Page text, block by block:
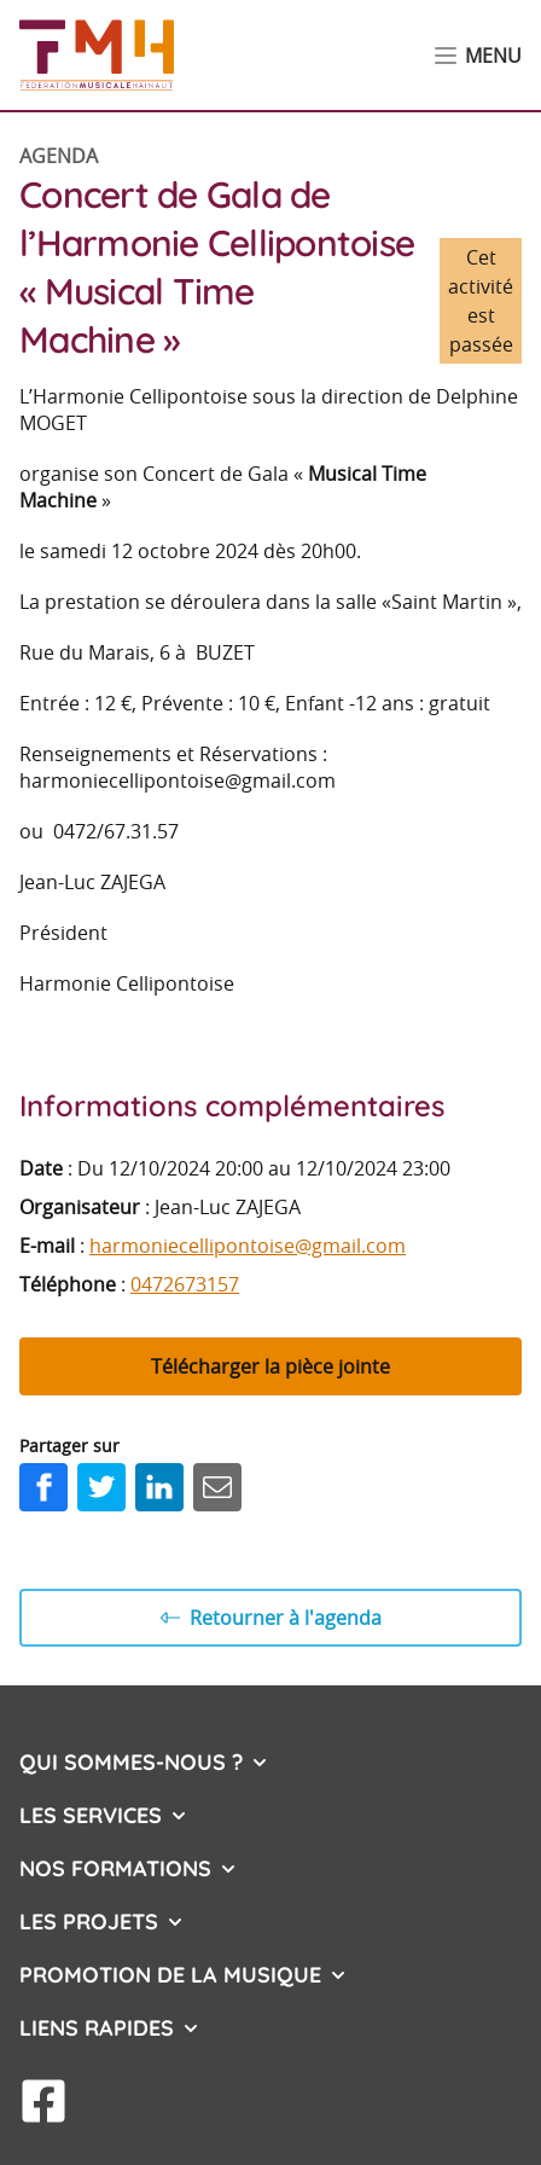
MENU
AGENDA
Concert de Gala de
l’Harmonie Cellipontoise
« Musical Time
Machine »
Cet
activité
est
passée
L’Harmonie Cellipontoise sous la direction de Delphine
MOGET
organise son Concert de Gala « Musical Time
Machine»
le samedi 12 octobre 2024 dès 20h00.
La prestation se déroulera dans la salle «Saint Martin »,
Rue du Marais, 6 à BUZET
Entrée : 12 €, Prévente : 10 €, Enfant -12 ans : gratuit
Renseignements et Réservations :
harmoniecellipontoise@gmail.com
ou 0472/67.31.57
Jean-Luc ZAJEGA
Président
Harmonie Cellipontoise
Informations complémentaires
Date : Du 12/10/2024 20:00 au 12/10/2024 23:00
Organisateur : Jean-Luc ZAJEGA
E-mail : harmoniecellipontoise@gmail.com
Téléphone : 0472673157
Télécharger la pièce jointe
Partager sur
FacebookTwitterLinkedInE-mail
Retourner à l'agenda
QUI SOMMES-NOUS ? AFFICHER/MASQUER LE MENU
LES SERVICES AFFICHER/MASQUER LE MENU
NOS FORMATIONS AFFICHER/MASQUER LE MENU
LES PROJETS AFFICHER/MASQUER LE MENU
PROMOTION DE LA MUSIQUE AFFICHER/MASQUER
LIENS RAPIDES AFFICHER/MASQUER LE MENU